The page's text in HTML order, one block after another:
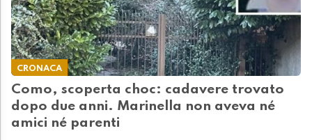
CRONACA
Como, scoperta choc: cadavere trovato
dopo due anni. Marinella non aveva né
amici né parenti